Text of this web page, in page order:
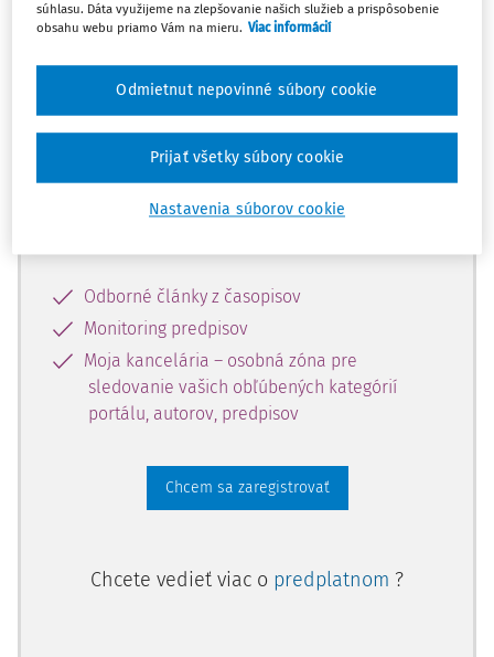
Celý odborný obsah z tejto oblasti je
dostupný predplatiteľom portálu.
Odomknite si prístup k odbornému
obsahu a získajte prístup na 10 dní
zdarma, stačí sa len zaregistrovať.
Vďaka registrácii získate prístup aj k
Odborné články z časopisov
Monitoring predpisov
Moja kancelária – osobná zóna pre
sledovanie vašich obľúbených kategórií
portálu, autorov, predpisov
Chcem sa zaregistrovať
Chcete vedieť viac o predplatnom ?
súhlasu. Dáta využijeme na zlepšovanie našich služieb a prispôsobenie
obsahu webu priamo Vám na mieru. Viac informácií
Nastavenia súborov cookie
Odmietnut nepovinné súbory cookie
Prijať všetky súbory cookie